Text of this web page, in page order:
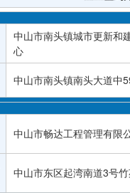
中山市南头镇城市更新和
心
中山市南头镇南头大道中
中山市畅达工程管理有限
中山市东区起湾南道3号